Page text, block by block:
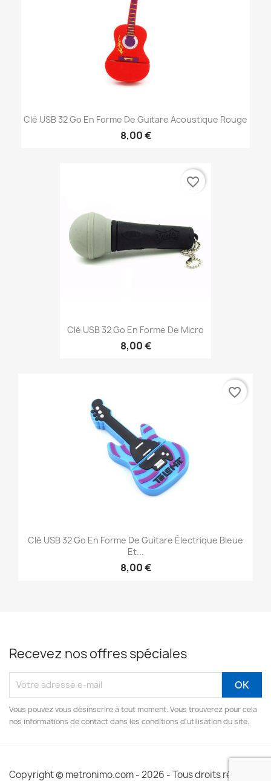
Clé USB 32 Go En Forme De Guitare Acoustique Rouge
8,00 €
Clé USB 32 Go En Forme De Micro
8,00 €
favorite_border
Clé USB 32 Go En Forme De Guitare Électrique Bleue
Et...
8,00 €
favorite_border
Recevez nos offres spéciales
Vous pouvez vous désinscrire à tout moment. Vous trouverez pour cela
nos informations de contact dans les conditions d'utilisation du site.
Copyright © metronimo.com - 2026 - Tous droits réservés